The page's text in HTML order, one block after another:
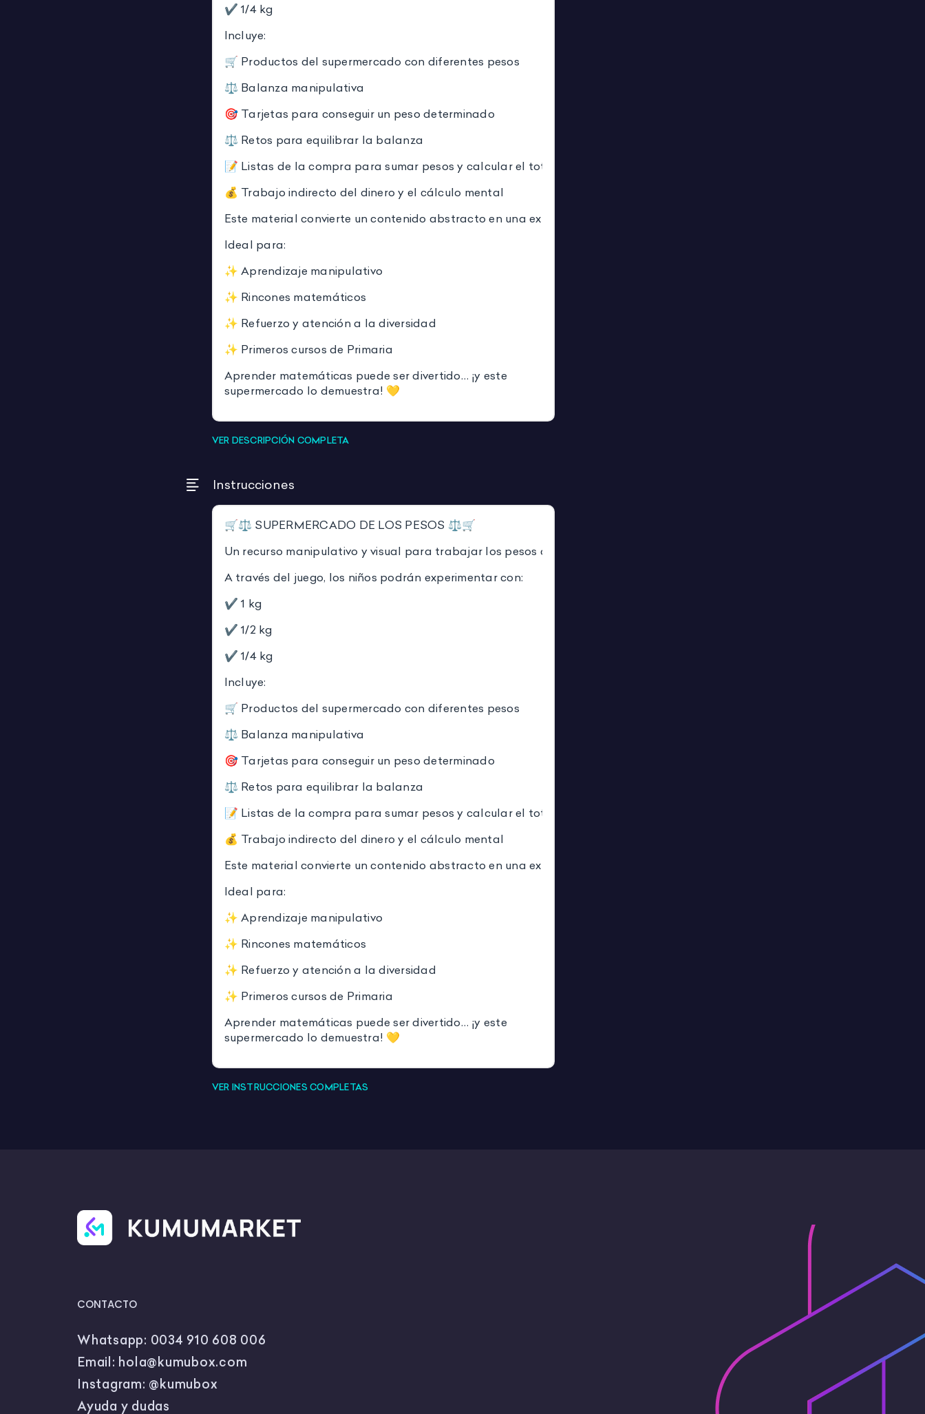
✔️ 1/4 kg
Incluye:
🛒 Productos del supermercado con diferentes pesos
⚖️ Balanza manipulativa
🎯 Tarjetas para conseguir un peso determinado
⚖️ Retos para equilibrar la balanza
📝 Listas de la compra para sumar pesos y calcular el total
💰 Trabajo indirecto del dinero y el cálculo mental
Este material convierte un contenido abstracto en una experiencia práctica y significativa, ayudando a los niños a
Ideal para:
✨ Aprendizaje manipulativo
✨ Rincones matemáticos
✨ Refuerzo y atención a la diversidad
✨ Primeros cursos de Primaria
Aprender matemáticas puede ser divertido… ¡y este
supermercado lo demuestra! 💛
VER DESCRIPCIÓN COMPLETA
Instrucciones
🛒⚖️ SUPERMERCADO DE LOS PESOS ⚖️🛒
Un recurso manipulativo y visual para trabajar los pesos de una manera MUCHO más comprensible y divertida.
A través del juego, los niños podrán experimentar con:
✔️ 1 kg
✔️ 1/2 kg
✔️ 1/4 kg
Incluye:
🛒 Productos del supermercado con diferentes pesos
⚖️ Balanza manipulativa
🎯 Tarjetas para conseguir un peso determinado
⚖️ Retos para equilibrar la balanza
📝 Listas de la compra para sumar pesos y calcular el total
💰 Trabajo indirecto del dinero y el cálculo mental
Este material convierte un contenido abstracto en una experiencia práctica y significativa, ayudando a los niños a
Ideal para:
✨ Aprendizaje manipulativo
✨ Rincones matemáticos
✨ Refuerzo y atención a la diversidad
✨ Primeros cursos de Primaria
Aprender matemáticas puede ser divertido… ¡y este
supermercado lo demuestra! 💛
VER INSTRUCCIONES COMPLETAS
CONTACTO
Whatsapp: 0034 910 608 006
Email: hola@kumubox.com
Instagram: @kumubox
Ayuda y dudas